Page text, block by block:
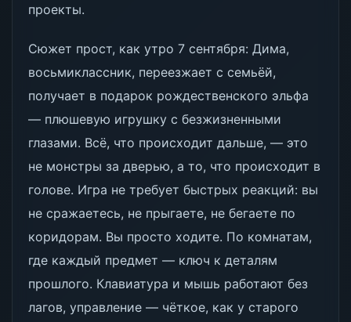
проекты.
Сюжет прост, как утро 7 сентября: Дима,
восьмиклассник, переезжает с семьёй,
получает в подарок рождественского эльфа
— плюшевую игрушку с безжизненными
глазами. Всё, что происходит дальше, — это
не монстры за дверью, а то, что происходит в
голове. Игра не требует быстрых реакций: вы
не сражаетесь, не прыгаете, не бегаете по
коридорам. Вы просто ходите. По комнатам,
где каждый предмет — ключ к деталям
прошлого. Клавиатура и мышь работают без
лагов, управление — чёткое, как у старого